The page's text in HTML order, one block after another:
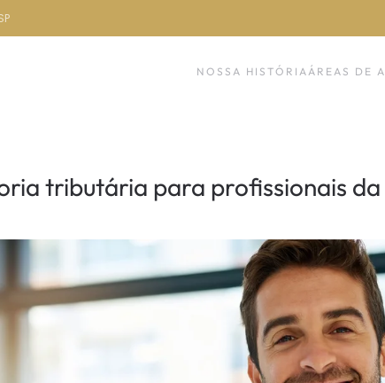
NOSSA HISTÓRIAÁREAS DE
tributária para profissionais da